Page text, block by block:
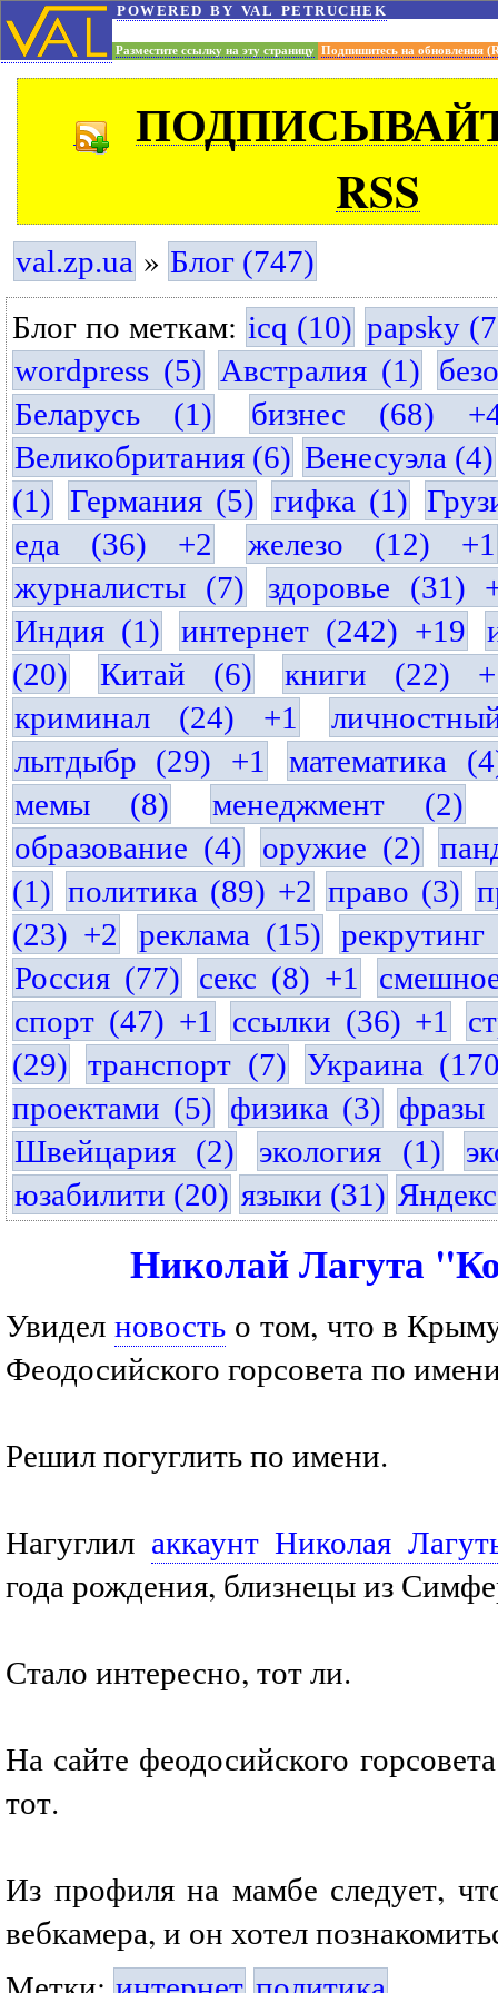
powered by val petruchek
Разместите ссылку на эту страницу Подпишитесь на обновления
RSS
val.zp.ua » Блог (747)
Блог по меткам: icq (10) papsky
wordpress (5) Австралия (1)
Беларусь (1)
бизнес (68)
Великобритания (6) Венесуэла (4)
(1) Германия (5) гифка (1)
еда (36) +2
железо (12) +1
журналисты (7)
здоровье (31)
Индия (1)
интернет (242) +19
(20)
Китай (6)
книги (22)
криминал (24) +1
лытдыбр (29) +1
математика
мемы (8)
менеджмент (2)
образование (4)
оружие (2)
(1) политика (89) +2 право (3)
(23) +2
реклама (15)
Россия (77) секс (8) +1
спорт (47) +1
ссылки (36) +1
(29)
транспорт (7)
Украина
проектами (5) физика (3) фразы
Швейцария (2)
экология (1)
юзабилити (20) языки (31)
Николай Лагута
Увидел новостьо том, что в Крыму
Феодосийского горсовета по
Решил погуглить по имени.
Нагуглил аккаунт Николая
года рождения, близнецы из
Стало интересно, тот ли.
На сайте феодосийского
тот.
Из профиля на мамбе следует,
вебкамера, и он хотел